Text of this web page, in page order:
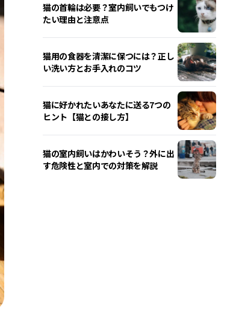
猫の首輪は必要？室内飼いでもつけ
たい理由と注意点
猫用の食器を清潔に保つには？正し
い洗い方とお手入れのコツ
猫に好かれたいあなたに送る7つの
ヒント【猫との接し方】
猫の室内飼いはかわいそう？外に出
す危険性と室内での対策を解説